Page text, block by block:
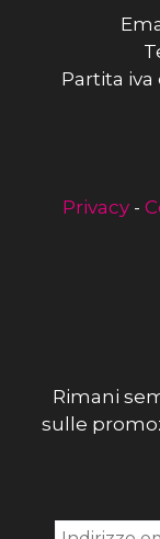
Partita iva
Privacy-
Rimani
sulle